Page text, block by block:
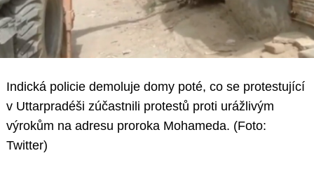
Indická policie demoluje domy poté, co se protestující
v Uttarpradéši zúčastnili protestů proti urážlivým
výrokům na adresu proroka Mohameda. (Foto:
Twitter)